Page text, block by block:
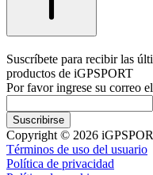
Suscríbete para recibir las
productos de iGPSPORT
Por favor ingrese su correo
Suscribirse
Copyright © 2026
Términos de uso del usuario
Política de privacidad